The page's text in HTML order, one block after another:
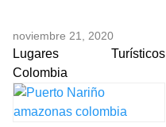
noviembre 21, 2020
Lugares Turísticos
Colombia